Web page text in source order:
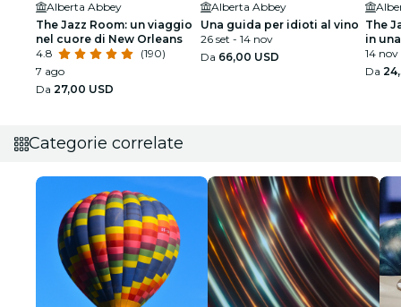
Alberta Abbey
The Jazz Room: un viaggio
nel cuore di New Orleans
4.8
(190)
7 ago
Da 27,00 USD
Alberta Abbey
Una guida per idioti al vino
26 set - 14 nov
Da 66,00 USD
The
in
14
Da
Categorie correlate